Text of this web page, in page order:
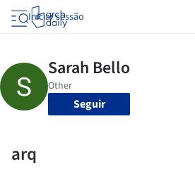
Iniciar sessão
Seguir
arq